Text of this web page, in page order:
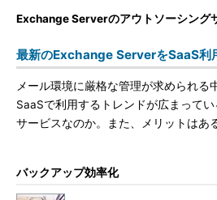
Exchange Serverのアウトソーシング
最新のExchange ServerをSaaS利
メール環境に厳格な管理が求められる
SaaSで利用するトレンドが広まって
サービスなのか。また、メリットはあ
バックアップ効率化